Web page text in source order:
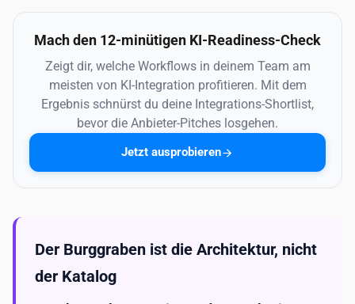
Mach den 12-minütigen KI-Readiness-Check
Zeigt dir, welche Workflows in deinem Team am
meisten von KI-Integration profitieren. Mit dem
Ergebnis schnürst du deine Integrations-Shortlist,
bevor die Anbieter-Pitches losgehen.
Jetzt ausprobieren
Der Burggraben ist die Architektur, nicht
der Katalog